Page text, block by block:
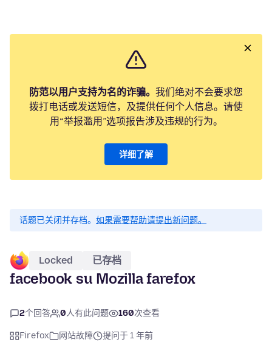
防范以用户支持为名的诈骗。 我们绝对不会要求您
拨打电话或发送短信，及提供任何个人信息。请使
用“举报滥用”选项报告涉及违规的行为。
详细了解
话题已关闭并存档。 如果需要帮助请提出新问题。
Locked 已存档
facebook su Mozilla farefox
2个回答 0人有此问题 160次查看
Firefox 网站故障
提问于 1 年前